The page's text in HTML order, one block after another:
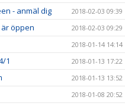
- anmäl dig 2018-02-03 09:39
öppen 2018-02-03 09:29
2018-01-14 14:14
1 2018-01-13 17:22
2018-01-13 13:52
2018-01-08 20:52